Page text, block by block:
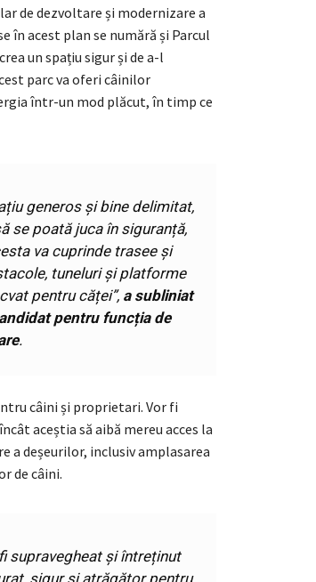
de dezvoltare și modernizare a
în acest plan se numără și Parcul
un spațiu sigur și de a-l
parc va oferi câinilor
într-un mod plăcut, în timp ce
generos și bine delimitat,
se poată juca în siguranță,
va cuprinde trasee și
tuneluri și platforme
pentru căței”, a subliniat
pentru funcția de
.
câini și proprietari. Vor fi
aceștia să aibă mereu acces la
a deșeurilor, inclusiv amplasarea
de câini.
supravegheat și întreținut
sigur și atrăgător pentru